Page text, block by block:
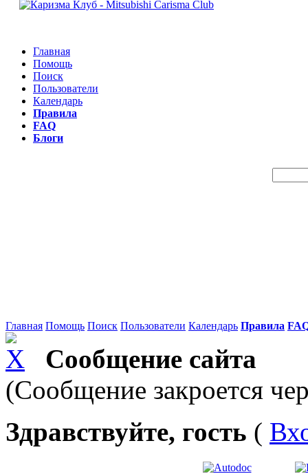
Главная
Помощь
Поиск
Пользователи
Календарь
Правила
FAQ
Блоги
Главная Помощь Поиск Пользователи Календарь Правила
Сообщение сайта
(Сообщение закроется
Здравствуйте, гость (